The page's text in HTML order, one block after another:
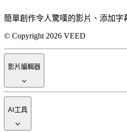
簡單創作令人驚嘆的影片、添加字
© Copyright 2026 VEED
影片編輯器
AI工具